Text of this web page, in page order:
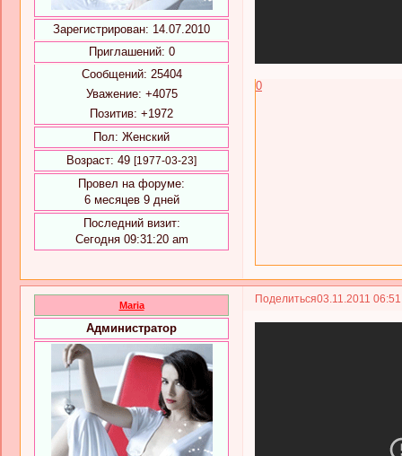
Зарегистрирован: 14.07.2010
Приглашений: 0
Сообщений: 25404
Уважение: +4075
Позитив: +1972
Пол: Женский
Возраст: 49 [1977-03-23]
Провел на форуме:
6 месяцев 9 дней
Последний визит:
Сегодня 09:31:20 am
0
Поделиться03.11.2011
Maria
Администратор